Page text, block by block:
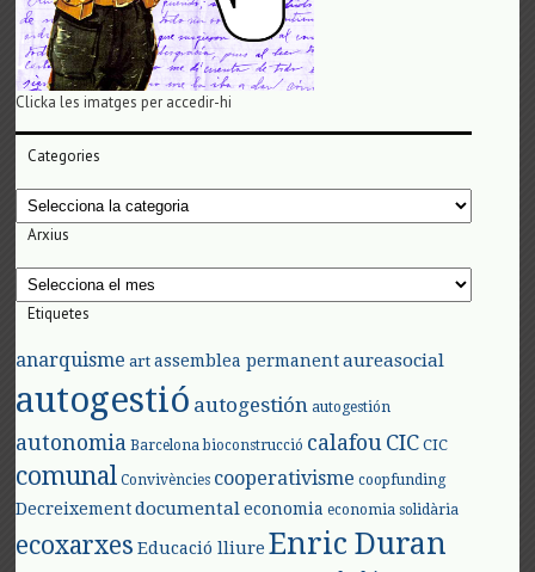
Clicka les imatges per accedir-hi
Categories
Categories
Arxius
Arxius
Etiquetes
anarquisme art assemblea permanent aureasocial
autogestió autogestión autogestión
autonomia Barcelona bioconstrucció calafouCIC CIC
comunal Convivències cooperativisme coopfunding
Decreixement documental economia economia solidària
ecoxarxes Educació lliure Enric Duran